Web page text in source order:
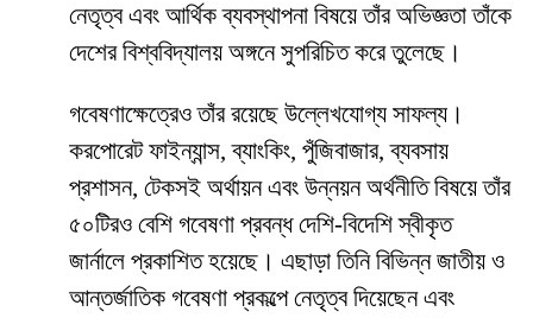
নেতৃত্ব এবং আর্থিক ব্যবস্থাপনা বিষয়ে তাঁর অভিজ্ঞতা তাঁকে
দেশের বিশ্ববিদ্যালয় অঙ্গনে সুপরিচিত করে তুলেছে।
গবেষণাক্ষেত্রেও তাঁর রয়েছে উল্লেখযোগ্য সাফল্য।
করপোরেট ফাইন্যান্স, ব্যাংকিং, পুঁজিবাজার, ব্যবসায়
প্রশাসন, টেকসই অর্থায়ন এবং উন্নয়ন অর্থনীতি বিষয়ে তাঁর
৫০টিরও বেশি গবেষণা প্রবন্ধ দেশি-বিদেশি স্বীকৃত
জার্নালে প্রকাশিত হয়েছে। এছাড়া তিনি বিভিন্ন জাতীয় ও
আন্তর্জাতিক গবেষণা প্রকল্পে নেতৃত্ব দিয়েছেন এবং